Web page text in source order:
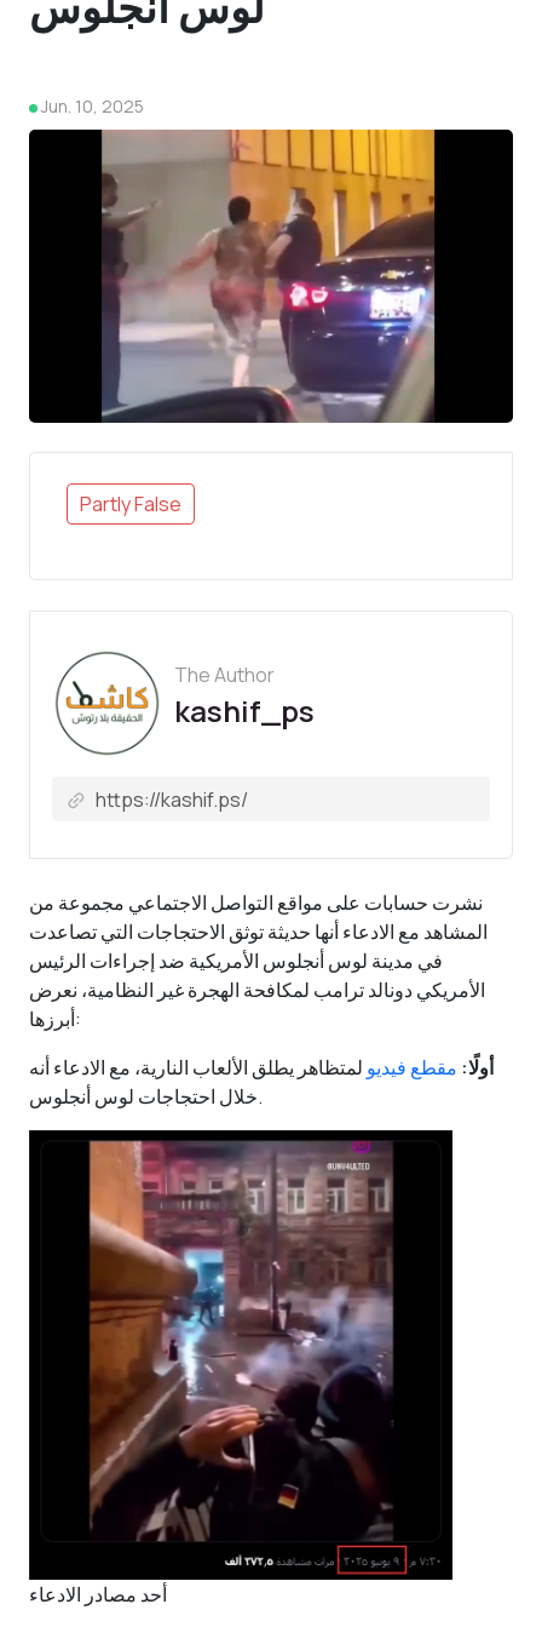
Jun. 10, 2025
Partly False
The Author
kashif_ps
نشرت حسابات على مواقع التواصل الاجتماعي مجموعة من
المشاهد مع الادعاء أنها حديثة توثق الاحتجاجات التي تصاعدت
في مدينة لوس أنجلوس الأمريكية ضد إجراءات الرئيس
الأمريكي دونالد ترامب لمكافحة الهجرة غير النظامية، نعرض
أبرزها:
أولًا: مقطع فيديو لمتظاهر يطلق الألعاب النارية، مع الادعاء أنه
خلال احتجاجات لوس أنجلوس.
أحد مصادر الادعاء